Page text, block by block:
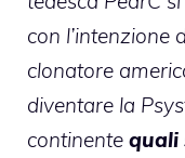
con l’intenzione
clonatore
diventare la
continente quali